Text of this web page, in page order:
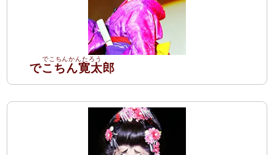
でこちん寛太郎